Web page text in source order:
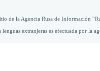
de la Agencia Rusa de Información
extranjeras es efectuada por la